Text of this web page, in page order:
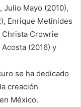
Mayo (2010),
Enrique Metinides
Christa Crowrie
(2016) y
se ha dedicado
creación
México.